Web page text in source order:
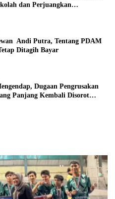
dan Perjuangkan
Andi Putra, Tentang PDAM
Ditagih Bayar
Dugaan Pengrusakan
Panjang Kembali Disorot